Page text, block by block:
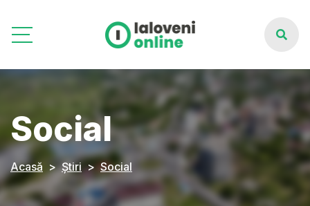
Social
Acasă Știri Social